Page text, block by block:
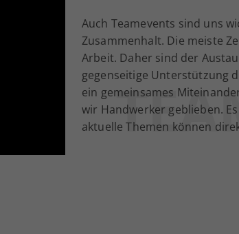
Auch Teamevents sind uns
Zusammenhalt. Die meiste
Arbeit. Daher sind der
gegenseitige Unterstützung
ein gemeinsames
wir Handwerker geblieben.
aktuelle Themen können